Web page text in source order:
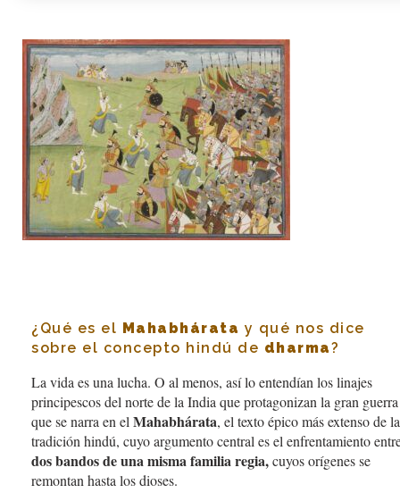
¿Qué es el Mahabhárata y qué nos dice
sobre el concepto hindú de dharma?
La vida es una lucha. O al menos, así lo entendían los linajes
principescos del norte de la India que protagonizan la gran guerra
que se narra en el Mahabhárata, el texto épico más extenso de la
tradición hindú, cuyo argumento central es el enfrentamiento
dos bandos de una misma familia regia,cuyos orígenes se
remontan hasta los dioses.